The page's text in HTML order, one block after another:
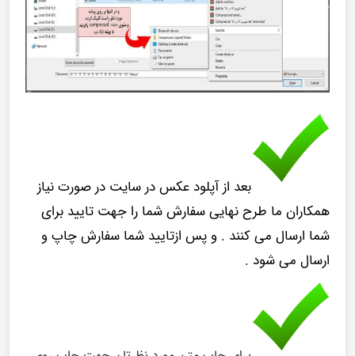
بعد از آپلود عکس در سایت در صورت نیاز
همکاران ما طرح نهایی سفارش شما را جهت تایید برای
شما ارسال می کنند . و پس ازتایید شما سفارش چاپ و
ارسال می شود .